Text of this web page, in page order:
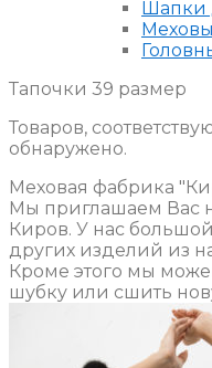
Шапки
Тапочки 39 размер
Товаров,
обнаружено.
Меховая фабрика
Мы приглашаем Вас
Киров. У нас
других изделий из
Кроме этого мы
шубку или сшить